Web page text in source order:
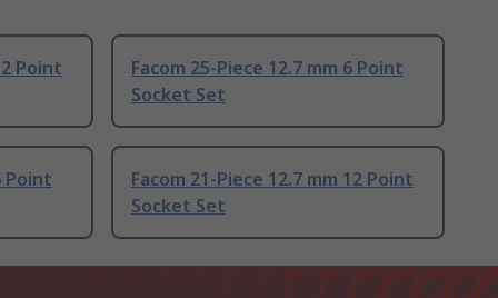
Point
Facom 25-Piece 12.7 mm 6 Point
Socket Set
Point
Facom 21-Piece 12.7 mm 12 Point
Socket Set